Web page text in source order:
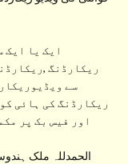
ایک یا ایک
ریکارڈنگ
سے
ریکارڈنگ کی ہائی
اور فیس بک پر
الحمدللہ ملک